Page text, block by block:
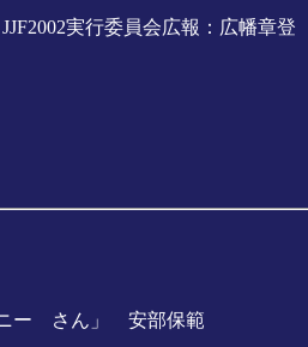
JJF2002実行委員会広報：広幡章登
ニー さん」 安部保範